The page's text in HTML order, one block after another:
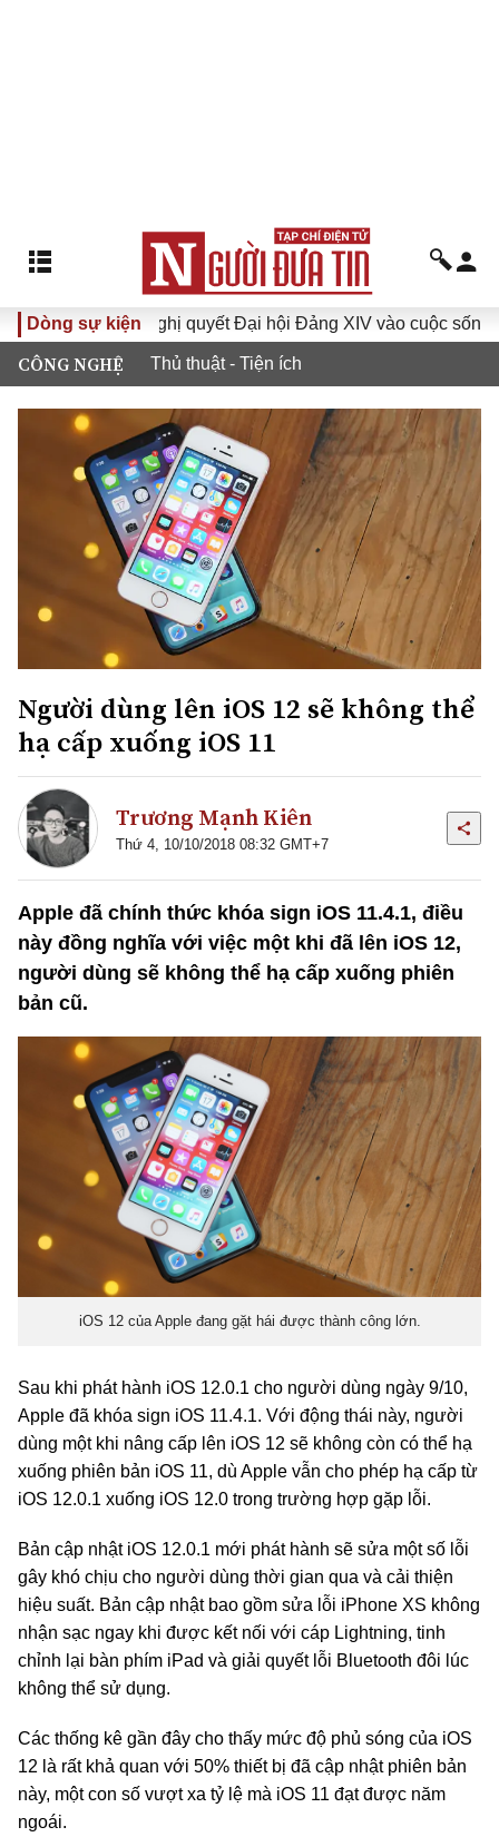
Dòng sự kiện
Đưa Nghị quyết Đại hội Đảng XIV vào cuộc sống
CÔNG NGHỆ Thủ thuật - Tiện ích
Người dùng lên iOS 12 sẽ không thể
hạ cấp xuống iOS 11
Trương Mạnh Kiên
Thứ 4, 10/10/2018 08:32 GMT+7
Apple đã chính thức khóa sign iOS 11.4.1, điều
này đồng nghĩa với việc một khi đã lên iOS 12,
người dùng sẽ không thể hạ cấp xuống phiên
bản cũ.
iOS 12 của Apple đang gặt hái được thành công lớn.
Sau khi phát hành iOS 12.0.1 cho người dùng ngày 9/10,
Apple đã khóa sign iOS 11.4.1. Với động thái này, người
dùng một khi nâng cấp lên iOS 12 sẽ không còn có thể hạ
xuống phiên bản iOS 11, dù Apple vẫn cho phép hạ cấp từ
iOS 12.0.1 xuống iOS 12.0 trong trường hợp gặp lỗi.
Bản cập nhật iOS 12.0.1 mới phát hành sẽ sửa một số lỗi
gây khó chịu cho người dùng thời gian qua và cải thiện
hiệu suất. Bản cập nhật bao gồm sửa lỗi iPhone XS không
nhận sạc ngay khi được kết nối với cáp Lightning, tinh
chỉnh lại bàn phím iPad và giải quyết lỗi Bluetooth đôi lúc
không thể sử dụng.
Các thống kê gần đây cho thấy mức độ phủ sóng của iOS
12 là rất khả quan với 50% thiết bị đã cập nhật phiên bản
này, một con số vượt xa tỷ lệ mà iOS 11 đạt được năm
ngoái.